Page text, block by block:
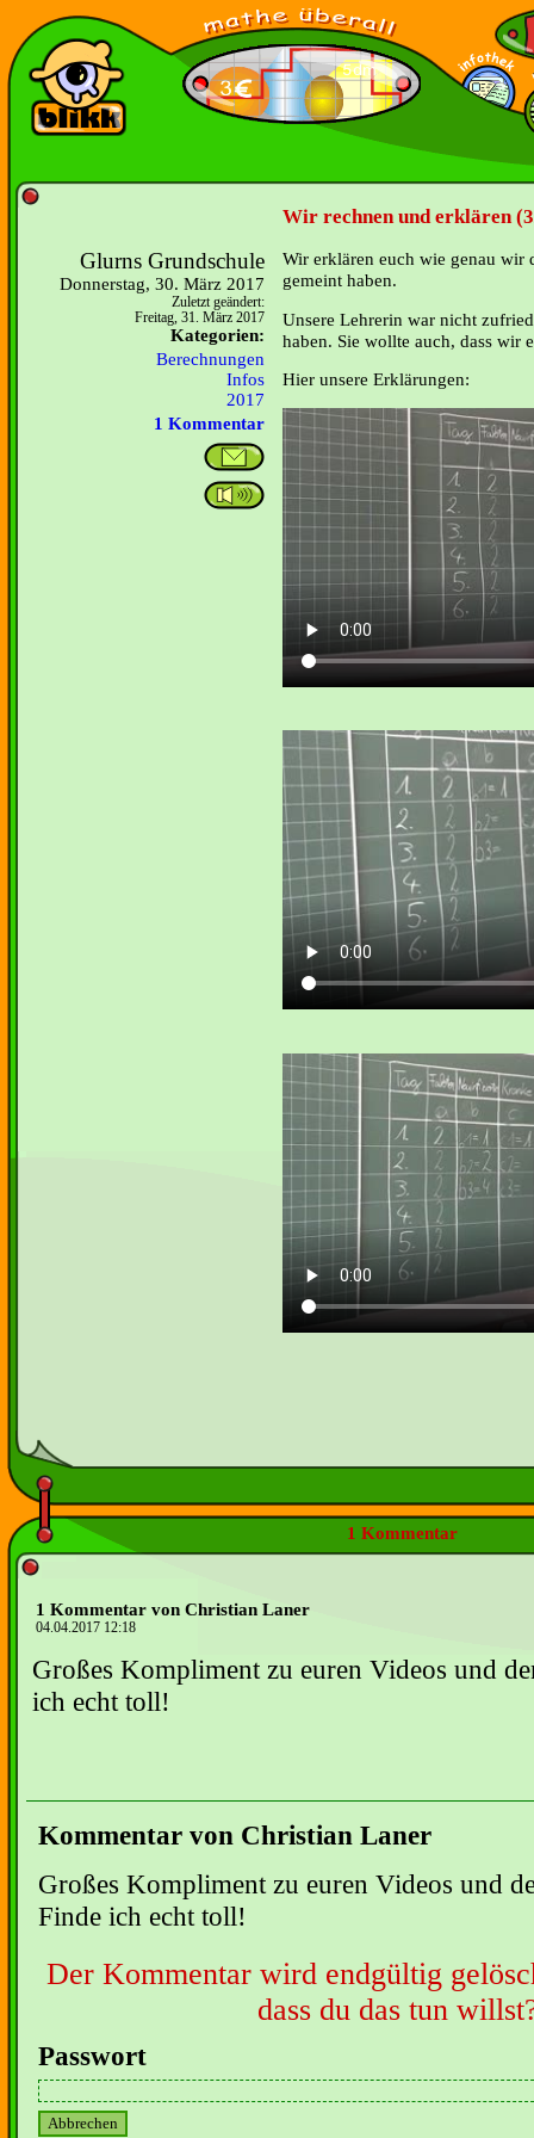
Wir rechnen und erklären
Glurns Grundschule
Donnerstag, 30. März 2017
Zuletzt geändert:
Freitag, 31. März 2017
Kategorien:
Berechnungen
Infos
2017
1 Kommentar
Wir erklären euch wie genau wir
gemeint haben.
Unsere Lehrerin war nicht
haben. Sie wollte auch, dass wir
Hier unsere Erklärungen:
1 Kommentar
1 Kommentar von Christian Laner
04.04.2017 12:18
Großes Kompliment zu euren Videos und
ich echt toll!
Kommentar von Christian Laner
Großes Kompliment zu euren Videos und
Finde ich echt toll!
Der Kommentar wird endgültig
dass du das tun
Passwort